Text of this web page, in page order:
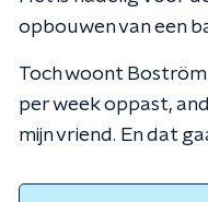
opbouwen van een
Toch woont
per week oppast,
mijn vriend. En dat